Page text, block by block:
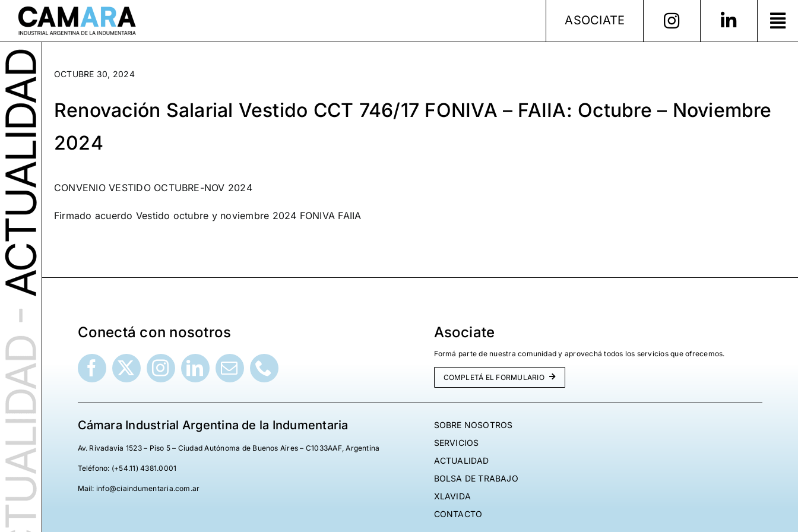
Saltar
contenido
ASOCIATE
OCTUBRE 30, 2024
Renovación Salarial Vestido CCT 746/17 FONIVA – FAIIA: Octubre – Noviembre
2024
CONVENIO VESTIDO OCTUBRE-NOV 2024
Firmado acuerdo Vestido octubre y noviembre 2024 FONIVA FAIIA
Conectá con nosotros Asociate
Formá parte de nuestra comunidad y aprovechá todos los servicios que ofrecemos.
COMPLETÁ EL FORMULARIO
Cámara Industrial Argentina de la Indumentaria
Av. Rivadavia 1523 – Piso 5 – Ciudad Autónoma de Buenos Aires – C1033AAF, Argentina
Teléfono: (+54.11) 4381.0001
Mail: info@ciaindumentaria.com.ar
SOBRE NOSOTROS
SERVICIOS
ACTUALIDAD
BOLSA DE TRABAJO
XLAVIDA
CONTACTO